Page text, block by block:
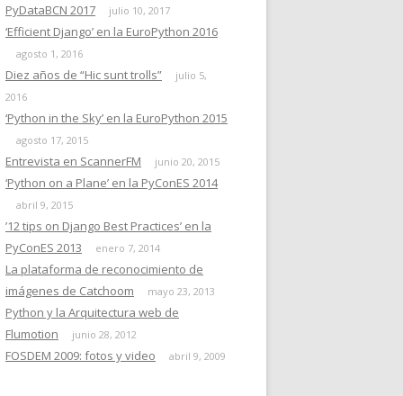
PyDataBCN 2017
julio 10, 2017
‘Efficient Django’ en la EuroPython 2016
agosto 1, 2016
Diez años de “Hic sunt trolls”
julio 5,
2016
‘Python in the Sky’ en la EuroPython 2015
agosto 17, 2015
Entrevista en ScannerFM junio 20, 2015
‘Python on a Plane’ en la PyConES 2014
abril 9, 2015
’12 tips on Django Best Practices’ en la
PyConES 2013
enero 7, 2014
La plataforma de reconocimiento de
imágenes de Catchoom
mayo 23, 2013
Python y la Arquitectura web de
Flumotion
junio 28, 2012
FOSDEM 2009: fotos y video abril 9, 2009